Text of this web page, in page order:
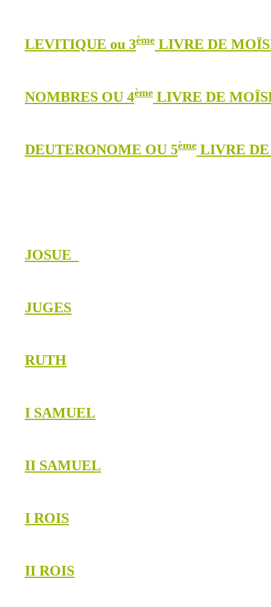
LEVITIQUE ou 3ème LIVRE DE
NOMBRES OU 4ème LIVRE DE
DEUTERONOME OU 5ème LIVRE
JOSUE
JUGES
RUTH
I SAMUEL
II SAMUEL
I ROIS
II ROIS